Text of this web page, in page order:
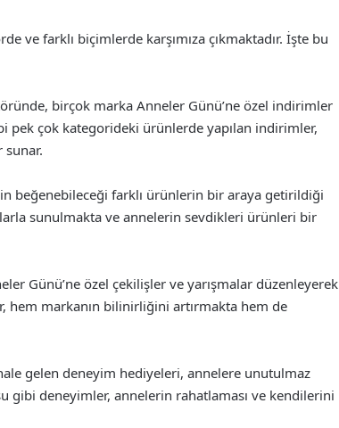
ve farklı biçimlerde karşımıza çıkmaktadır. İşte bu
birçok marka Anneler Günü’ne özel indirimler
pek çok kategorideki ürünlerde yapılan indirimler,
sunar.
beğenebileceği farklı ürünlerin bir araya getirildiği
sunulmakta ve annelerin sevdikleri ürünleri bir
Günü’ne özel çekilişler ve yarışmalar düzenleyerek
markanın bilinirliğini artırmakta hem de
gelen deneyim hediyeleri, annelere unutulmaz
gibi deneyimler, annelerin rahatlaması ve kendilerini